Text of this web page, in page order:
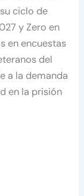
ciclo de
y Zero en
en encuestas
del
a la demanda
en la prisión